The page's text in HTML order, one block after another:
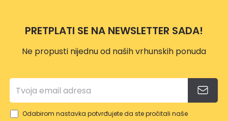
PRETPLATI SE NA NEWSLETTER SADA!
Ne propusti nijednu od naših vrhunskih ponuda
Odabirom nastavka potvrđujete da ste pročitali naše